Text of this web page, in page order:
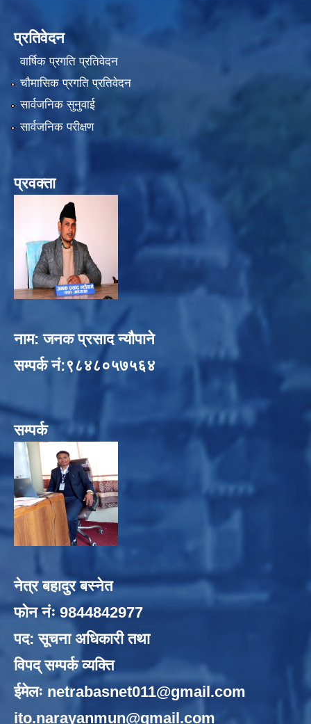
प्रतिवेदन
वार्षिक प्रगति प्रतिवेदन
चौमासिक प्रगति प्रतिवेदन
सार्वजनिक सुनुवाई
सार्वजनिक परीक्षण
प्रवक्ता
नाम: जनक प्रसाद न्यौपाने
सम्पर्क नं:९८४८०५७५६४
सम्पर्क
नेत्र बहादुर बस्नेत
फोन नंः 9844842977
पद: सूचना अधिकारी तथा
विपद् सम्पर्क व्यक्ति
ईमेलः netrabasnet011@gmail.com
ito.narayanmun@gmail.com